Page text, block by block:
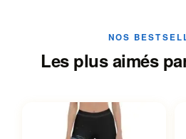
NOS
Les plus aimés